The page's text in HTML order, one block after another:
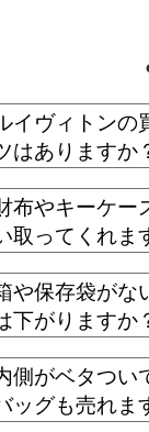
イヴィトンの
はありますか
布やキーケー
取ってくれま
や保存袋がな
下がりますか
側がベタつい
ッグも売れま